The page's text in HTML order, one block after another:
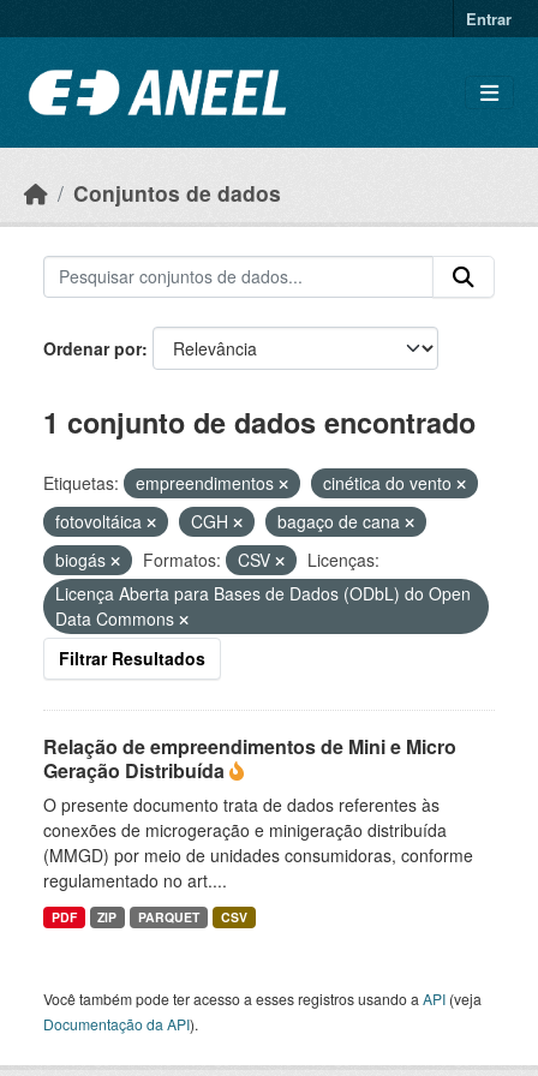
Entrar
Conjuntos de dados
Ordenar por
1 conjunto de dados encontrado
Etiquetas: empreendimentos
cinética do vento
fotovoltáica
CGH
bagaço de cana
biogás
Formatos: CSV
Licenças:
Licença Aberta para Bases de Dados (ODbL) do Open
Data Commons
Filtrar Resultados
Relação de empreendimentos de Mini e Micro
Geração Distribuída
O presente documento trata de dados referentes às
conexões de microgeração e minigeração distribuída
(MMGD) por meio de unidades consumidoras, conforme
regulamentado no art....
PDF ZIP PARQUET CSV
Você também pode ter acesso a esses registros usando a API (veja
Documentação da API).